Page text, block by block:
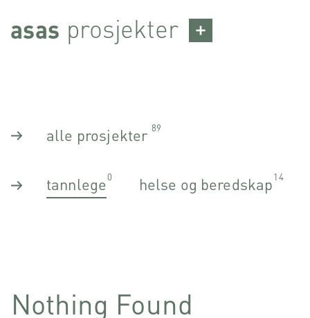
content
asas prosjekter
alle prosjekter 89
tannlege0 helse og beredskap14
Nothing Found